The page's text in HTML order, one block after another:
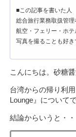
■この記事を書いた人
総合旅行業務取扱管理
航空・フェリー・ホテ
写真を撮ることも好き
こんにちは。砂糖醤
台湾からの帰り利
Lounge』についてで
結論からいうと・・